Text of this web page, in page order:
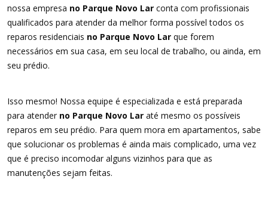
nossa empresa no Parque Novo Lar conta com profissionais
qualificados para atender da melhor forma possível todos os
reparos residenciais no Parque Novo Lar que forem
necessários em sua casa, em seu local de trabalho, ou ainda, em
seu prédio.
Isso mesmo! Nossa equipe é especializada e está preparada
para atender no Parque Novo Lar até mesmo os possíveis
reparos em seu prédio. Para quem mora em apartamentos, sabe
que solucionar os problemas é ainda mais complicado, uma vez
que é preciso incomodar alguns vizinhos para que as
manutenções sejam feitas.